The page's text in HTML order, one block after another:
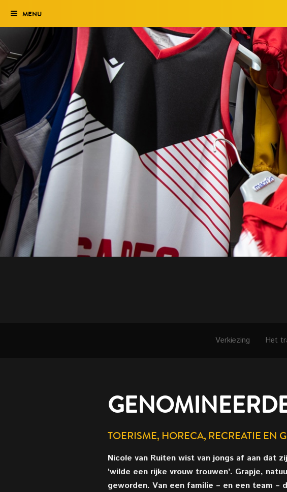
Verkiezing
Het traject
Genomineerden 2027
Uitslag 2026
MENU
Verkiezing Het
TOERISME, HORECA, RECREATIE EN
Nicole van Ruiten wist van jongs af aan dat
‘wilde een rijke vrouw trouwen’. Grapje,
geworden. Van een familie – en een team